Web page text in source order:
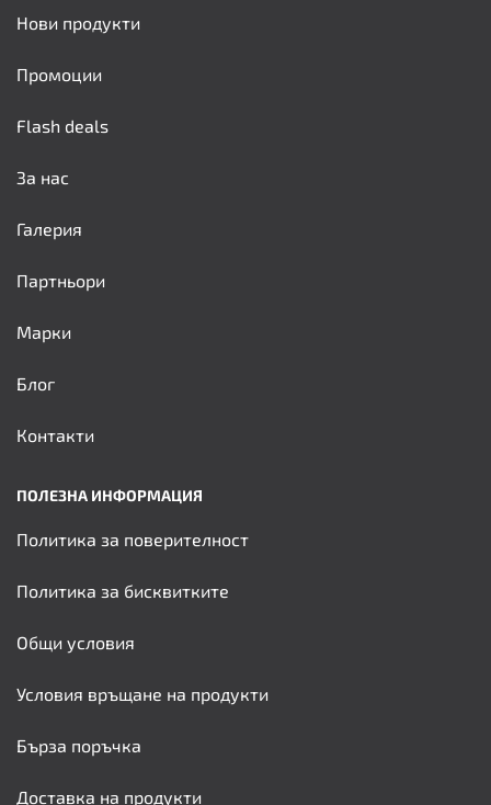
Нови продукти
Промоции
Flash deals
За нас
Галерия
Партньори
Марки
Блог
Контакти
ПОЛЕЗНА ИНФОРМАЦИЯ
Политика за поверителност
Политика за бисквитките
Общи условия
Условия връщане на продукти
Бърза поръчка
Доставка на продукти